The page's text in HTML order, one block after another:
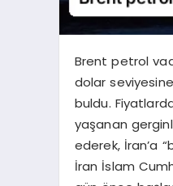
Brent petrol
dolar
buldu.
yaşanan
ederek, İran’a
İran İslam